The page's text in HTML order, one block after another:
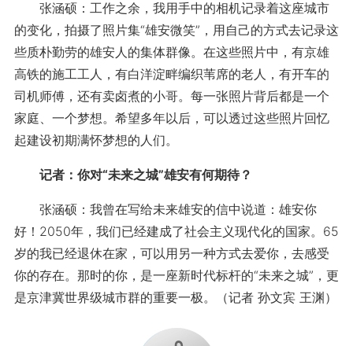
张涵硕：工作之余，我用手中的相机记录着这座城市
的变化，拍摄了照片集“雄安微笑”，用自己的方式去记录这
些质朴勤劳的雄安人的集体群像。在这些照片中，有京雄
高铁的施工工人，有白洋淀畔编织苇席的老人，有开车的
司机师傅，还有卖卤煮的小哥。每一张照片背后都是一个
家庭、一个梦想。希望多年以后，可以透过这些照片回忆
起建设初期满怀梦想的人们。
记者：你对“未来之城”雄安有何期待？
张涵硕： 我曾在写给未来雄安的信中说道：雄安你
好！2050年，我们已经建成了社会主义现代化的国家。65
岁的我已经退休在家，可以用另一种方式去爱你，去感受
你的存在。那时的你，是一座新时代标杆的“未来之城”，更
是京津冀世界级城市群的重要一极。（记者 孙文宾 王渊）